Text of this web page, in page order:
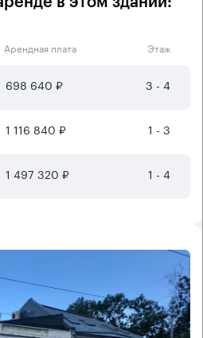
Арендная плата Этаж
698 640 ₽ 3 - 4
1 116 840 ₽ 1 - 3
1 497 320 ₽ 1 - 4